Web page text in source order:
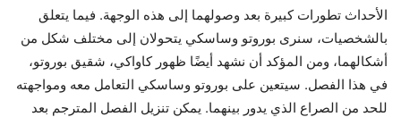
الأحداث تطورات كبيرة بعد وصولهما إلى هذه الوجهة. فيما يتعلق
بالشخصيات، سنرى بوروتو وساسكي يتحولان إلى مختلف شكل من
أشكالهما، ومن المؤكد أن نشهد أيضًا ظهور كاواكي، شقيق بوروتو،
في هذا الفصل. سيتعين على بوروتو وساسكي التعامل معه ومواجهته
للحد من الصراع الذي يدور بينهما. يمكن تنزيل الفصل المترجم بعد